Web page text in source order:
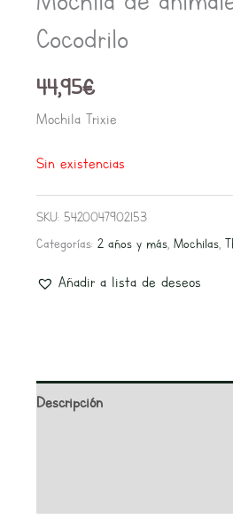
Cocodrilo
44,95€
Mochila Trixie
Sin existencias
SKU: 5420047902153
Categorías: 2 años y más, Mochilas,
Añadir a lista de deseos
Descripción